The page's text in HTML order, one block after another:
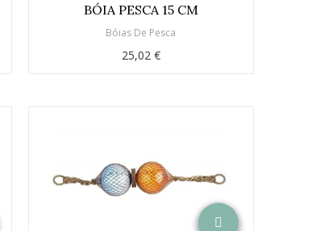
BÓIA PESCA 15 CM
Bóias De Pesca
25,02 €